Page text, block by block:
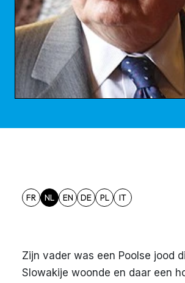
FR NL EN DE PL IT
Zijn vader was een Poolse jood
Slowakije woonde en daar een